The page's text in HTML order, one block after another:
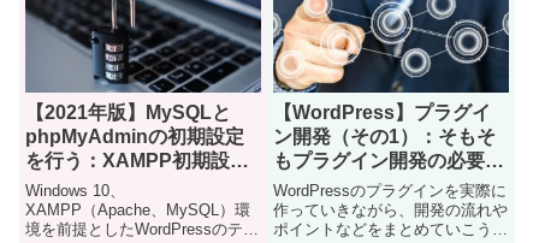
【2021年版】MySQLと
phpMyAdminの初期設定
を行う：XAMPP初期設定
(3/4)
Windows 10、
XAMPP（Apache、MySQL）環
境を前提としたWordPressのテス
【WordPress】プラグイ
ン開発（その1）：そもそ
もプラグイン開発の必要性
を判断しておく
WordPressのプラグインを実際に
作っていきながら、開発の流れや
ポイントなどをまとめていこうと